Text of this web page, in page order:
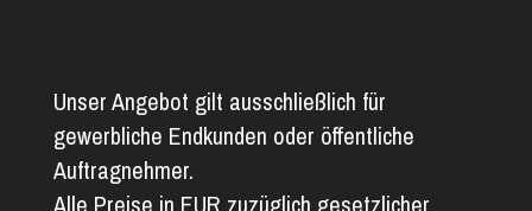
Unser Angebot gilt ausschließlich für
gewerbliche Endkunden oder öffentliche
Auftragnehmer.